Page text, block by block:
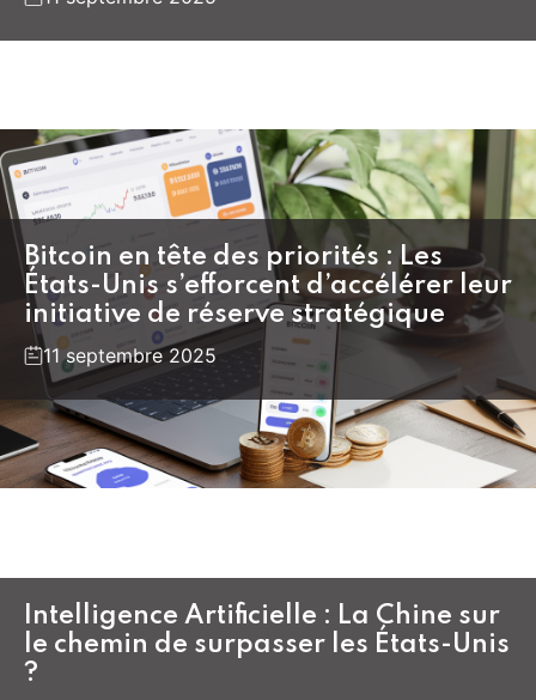
Bitcoin en tête des priorités : Les
États-Unis s’efforcent d’accélérer leur
initiative de réserve stratégique
11 septembre 2025
Intelligence Artificielle : La Chine sur
le chemin de surpasser les États-Unis
?